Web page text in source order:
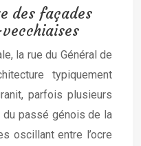
des façades
la rue du Général de
typiquement
parfois plusieurs
passé génois de la
oscillant entre l’ocre